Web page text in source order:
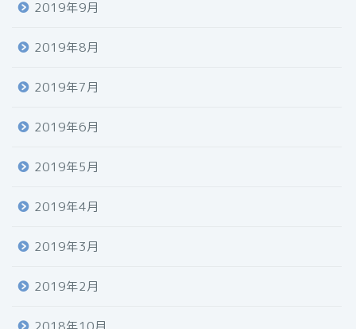
2019年9月
2019年8月
2019年7月
2019年6月
2019年5月
2019年4月
2019年3月
2019年2月